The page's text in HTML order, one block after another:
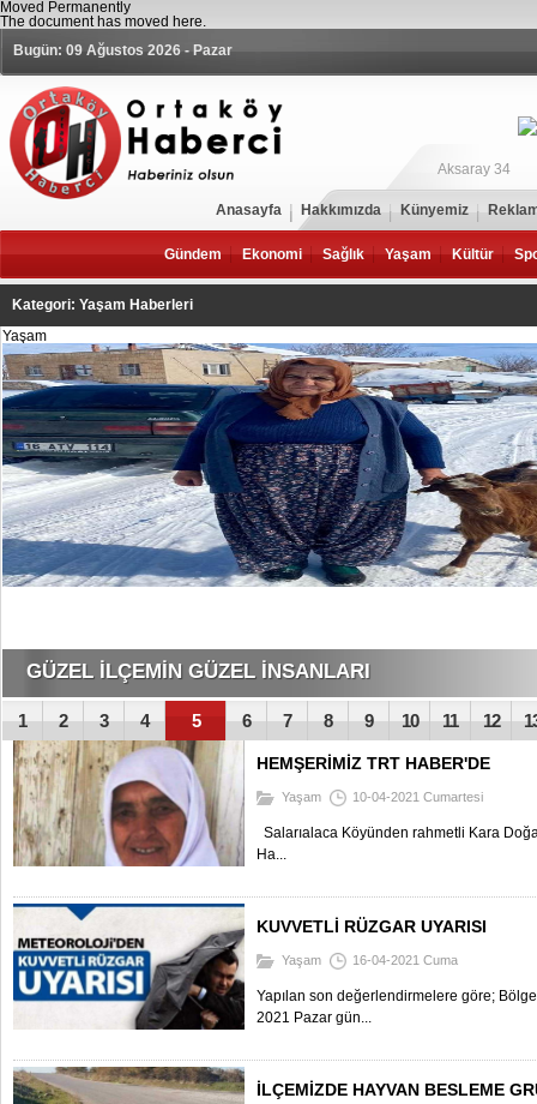
Moved Permanently
The document has moved here.
Bugün: 09 Ağustos 2026 - Pazar
Aksaray 34
Anasayfa Hakkımızda Künyemiz
Gündem Ekonomi Sağlık Yaşam Kültür
Kategori: Yaşam Haberleri
Yaşam
ALİ SARAN ERKEK GİYİM MAĞAZASI DUALARLA
1 2 3 4 6 7 8 9 10 11 12
HEMŞERİMİZ TRT HABER'DE
Yaşam 10-04-2021 Cumartesi
Salarıalaca Köyünden rahmetli Kara
Ha...
KUVVETLİ RÜZGAR UYARISI
Yaşam 16-04-2021 Cuma
Yapılan son değerlendirmelere göre;
2021 Pazar gün...
İLÇEMİZDE HAYVAN BESLEME